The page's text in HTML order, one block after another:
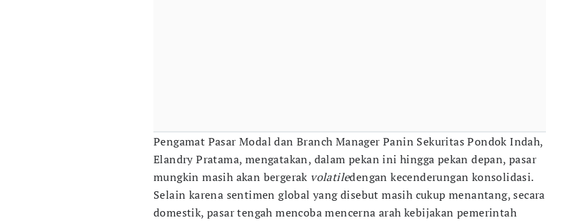
Pengamat Pasar Modal dan Branch Manager Panin Sekuritas Pondok Indah,
Elandry Pratama, mengatakan, dalam pekan ini hingga pekan depan, pasar
mungkin masih akan bergerak volatiledengan kecenderungan konsolidasi.
Selain karena sentimen global yang disebut masih cukup menantang, secara
domestik, pasar tengah mencoba mencerna arah kebijakan pemerintah